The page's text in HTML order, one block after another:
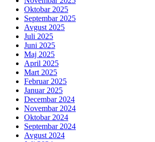
Oktobar 2025
Septembar 2025
Avgust 2025
Juli 2025
Juni 2025
Maj 2025
April 2025
Mart 2025
Februar 2025
Januar 2025
Decembar 2024
Novembar 2024
Oktobar 2024
Septembar 2024
Avgust 2024